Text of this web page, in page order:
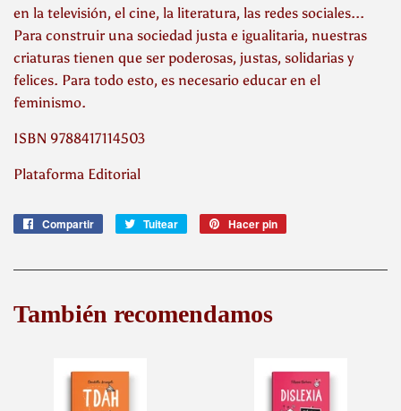
en la televisión, el cine, la literatura, las redes sociales...
Para construir una sociedad justa e igualitaria, nuestras
criaturas tienen que ser poderosas, justas, solidarias y
felices. Para todo esto, es necesario educar en el
feminismo.
ISBN 9788417114503
Plataforma Editorial
Compartir
CompartirTuitear
Tuitear Hacer pin
También recomendamos